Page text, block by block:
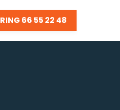
RING 66 55 22 48
66 55 22 48